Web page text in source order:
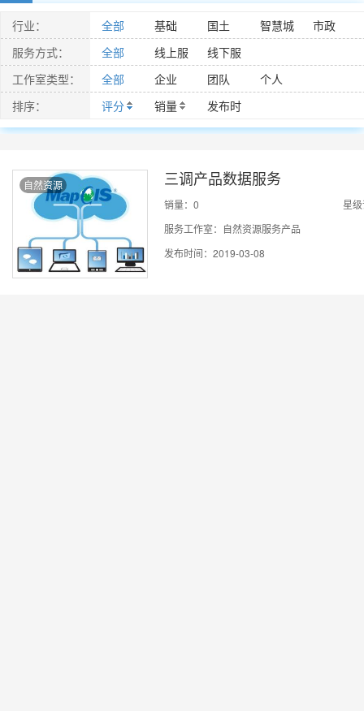
行业： 全部 基础 国土
智慧城
市政
服务方式：
全部
线上服
线下服
工作室类型： 全部 企业 团队
个人
排序：
评分 销量
发布时
间
自然资源 三调产品数据服务
销量：0
星
服务工作室：自然资源服务产品
发布时间：2019-03-08